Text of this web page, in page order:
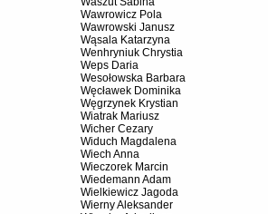
Wawrowicz Pola
Wawrowski Janusz
Wąsala Katarzyna
Wenhryniuk Chrystia
Weps Daria
Wesołowska Barbara
Węcławek Dominika
Węgrzynek Krystian
Wiatrak Mariusz
Wicher Cezary
Widuch Magdalena
Wiech Anna
Wieczorek Marcin
Wiedemann Adam
Wielkiewicz Jagoda
Wierny Aleksander